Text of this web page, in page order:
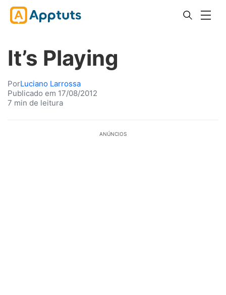
It’s Playing
PorLuciano Larrossa
Publicado em 17/08/2012
7 min de leitura
ANÚNCIOS